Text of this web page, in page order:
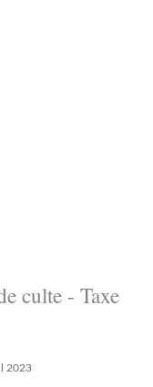
culte - Taxe
2023